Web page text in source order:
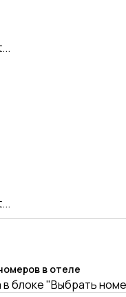
в отеле
в блоке "Выбрать